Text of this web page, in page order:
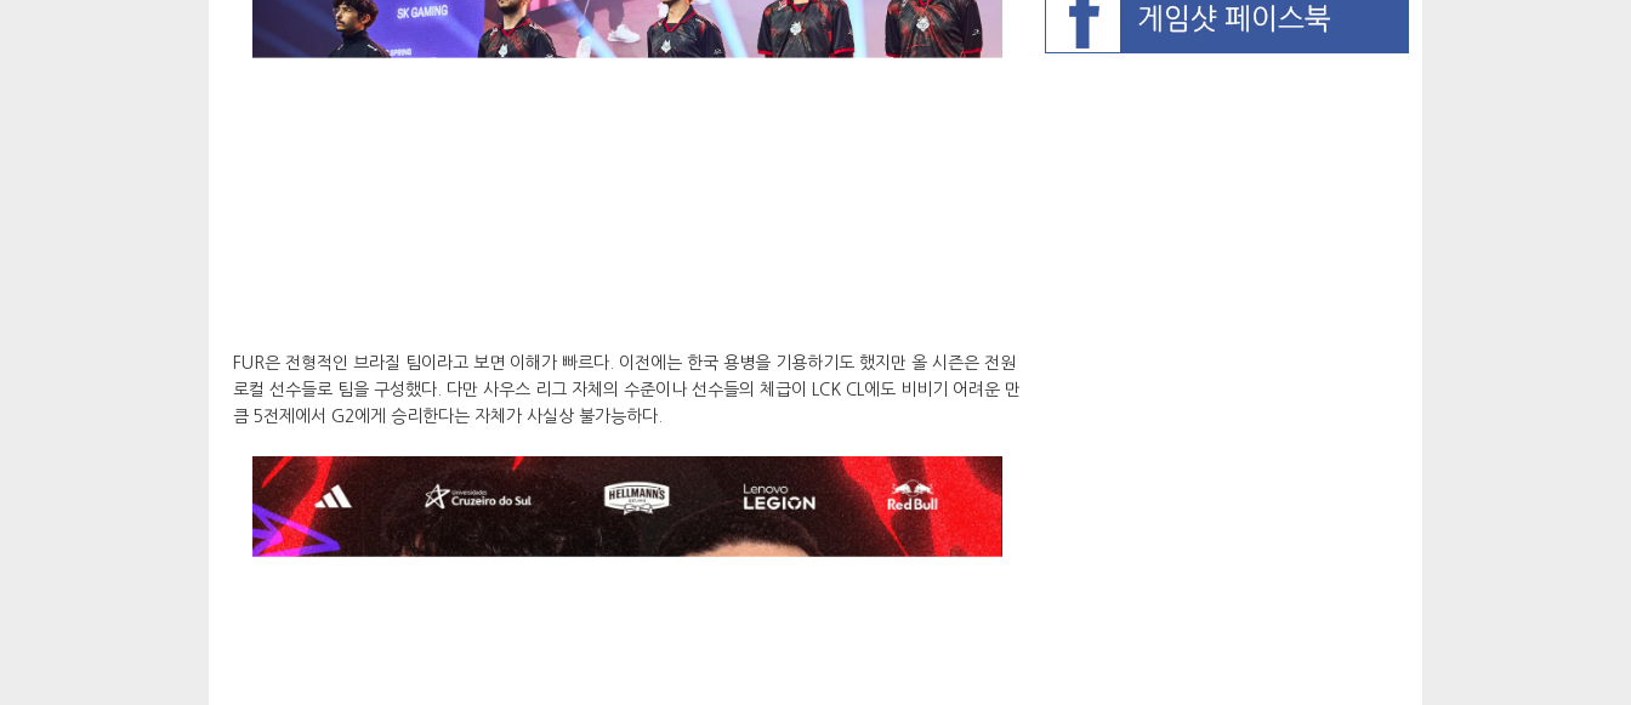
FUR은 전형적인 브라질 팀이라고 보면 이해가 빠르다. 이전에는 한국 용병을 기용하기도 했지만 올 시즌은 전원
로컬 선수들로 팀을 구성했다. 다만 사우스 리그 자체의 수준이나 선수들의 체급이 LCK CL에도 비비기 어려운 만
큼 5전제에서 G2에게 승리한다는 자체가 사실상 불가능하다.